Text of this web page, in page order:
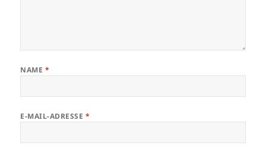
NAME *
E-MAIL-ADRESSE *